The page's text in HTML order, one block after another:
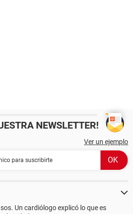
NEWSLETTER!
Ver un ejemplo
Un cardiólogo explicó lo que es